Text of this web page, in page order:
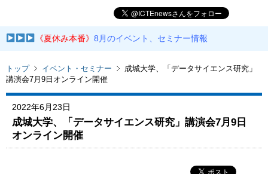
《夏休み本番》8月のイベント、セミナー情報
トップ イベント・セミナー
成城大学、「データサイエンス研究」
講演会7月9日オンライン開催
2022年6月23日
成城大学、「データサイエンス研究」講演会7月9日
オンライン開催